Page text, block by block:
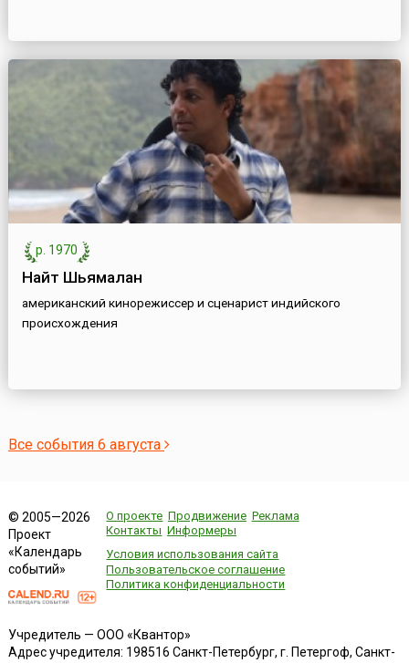
р. 1970
Найт Шьямалан
американский кинорежиссер и сценарист индийского
происхождения
Все события 6 августа
© 2005—2026
Проект
«Календарь
событий»
О проекте Продвижение Реклама
Контакты Информеры
Условия использования сайта
Пользовательское соглашение
Политика конфиденциальности
Учредитель — ООО «Квантор»
Адрес учредителя: 198516 Санкт-Петербург, г. Петергоф, Санкт-